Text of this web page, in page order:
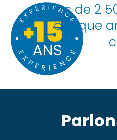
Plus de 2
chaque